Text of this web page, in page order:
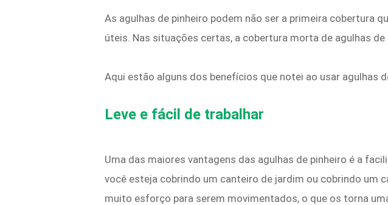
As agulhas de pinheiro podem não ser a primeira cobertura
úteis. Nas situações certas, a cobertura morta de agulhas
Aqui estão alguns dos benefícios que notei ao usar agulhas
Leve e fácil de trabalhar
Uma das maiores vantagens das agulhas de pinheiro é a
você esteja cobrindo um canteiro de jardim ou cobrindo um
muito esforço para serem movimentados, o que os torna